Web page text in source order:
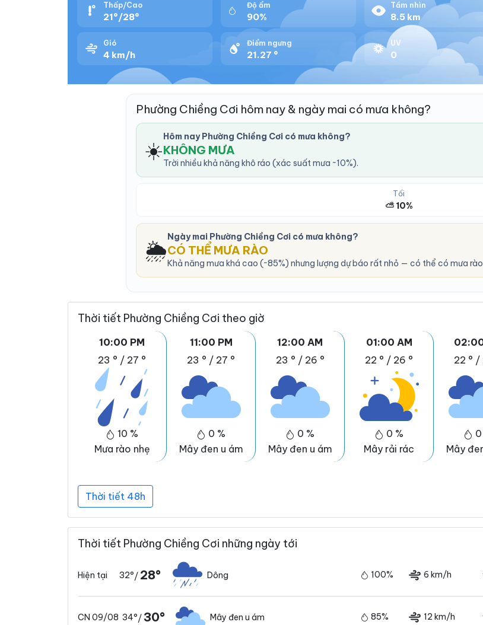
Thấp/Cao
21°/28°
Độ ẩm
90%
Tầm nhìn
8.5 km
Gió
4 km/h
Điểm ngưng
21.27 °
UV
0
Phường Chiềng Cơi hôm nay & ngày mai có mưa không?
☀️
Hôm nay Phường Chiềng Cơi có mưa không?
KHÔNG MƯA
Trời nhiều khả năng khô ráo (xác suất mưa ~10%).
Tối
⛅ 10%
🌦️
Ngày mai Phường Chiềng Cơi có mưa không?
CÓ THỂ MƯA RÀO
Khả năng mưa khá cao (~85%) nhưng lượng dự báo rất nhỏ — có thể có mưa
Thời tiết Phường Chiềng Cơi theo giờ
10:00 PM
23 ° / 27 °
10 %
Mưa rào nhẹ
11:00 PM
23 ° / 27 °
0 %
Mây đen u ám
12:00 AM
23 ° / 26 °
0 %
Mây đen u ám
01:00 AM
22 ° / 26 °
0 %
Mây rải rác
02:00
22 ° /
0
Mây
Thời tiết 48h
Thời tiết Phường Chiềng Cơi những ngày tới
Hiện tại 32°/ 28° Dông 100% 6 km/h
CN 09/08 34°/30° Mây đen u ám 85% 12 km/h